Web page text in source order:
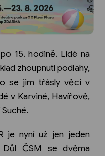
15. hodině. Lidé na
zhoupnutí podlahy,
se jim třásly věci v
v Karviné, Havířově,
je nyní už jen jeden
ČSM se dvěma